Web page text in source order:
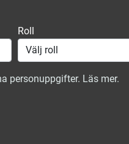
Roll
personuppgifter. Läs mer.